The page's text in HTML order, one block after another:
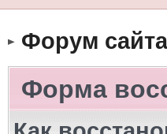
Форум
Форма